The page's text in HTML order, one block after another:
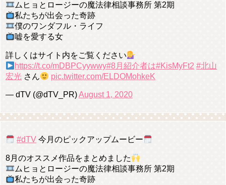
ムヒョとロージーの魔法律相談事務所 第2期
私たちが出会った奇跡
僕のワンダフル・ライフ
嘘を愛する女
詳しくはサイト内をご覧ください
https://t.co/mDBPCyywwy#8月紹介者は#KisMyFt2 #北山
宏光 さん pic.twitter.com/ELDOMohkeK
— dTV (@dTV_PR)August 1, 2020
#dTV 今月のピックアップムービー
8月のオススメ作品をまとめました
ムヒョとロージーの魔法律相談事務所 第2期
私たちが出会った奇跡